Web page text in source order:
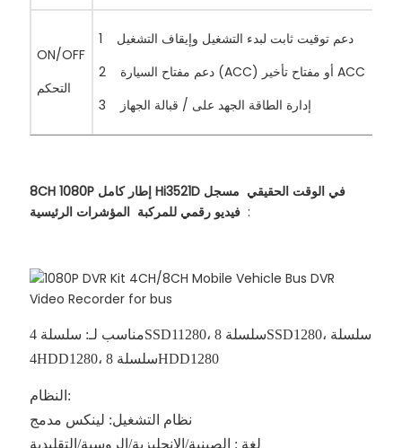
ON/OFF
التحكم
1
دعم توقيت ثابت لبدء التشغيل وإيقاف التشغيل
2
دعم مفتاح السيارة (ACC) أو مفتاح تأخير ACC
3
إدارة الطاقة الجهد على / قبالة الجهاز
8CH 1080P إطار كامل Hi3521D في الوقت الحقيقي مسجل
:
مناسب لـ: سلسلة 4SSD11280، سلسلة 8SSD1280، سلسلة
4HDD1280، سلسلة 8HDD1280
النظام:
نظام التشغيل: لينكس مدمج
لغة : الصينية/الإنجليزية/الروسية/التقليدية